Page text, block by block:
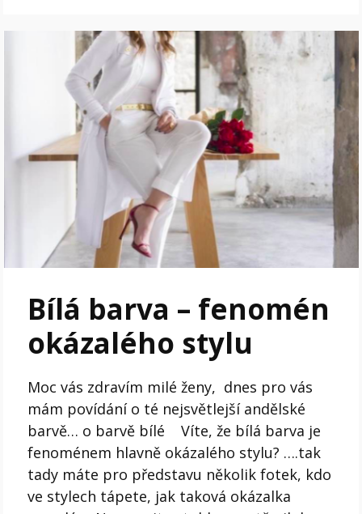
Bílá barva – fenomén
okázalého stylu
Moc vás zdravím milé ženy, dnes pro vás
mám povídání o té nejsvětlejší andělské
barvě… o barvě bílé Víte, že bílá barva je
fenoménem hlavně okázalého stylu? ….tak
tady máte pro představu několik fotek, kdo
ve stylech tápete, jak taková okázalka